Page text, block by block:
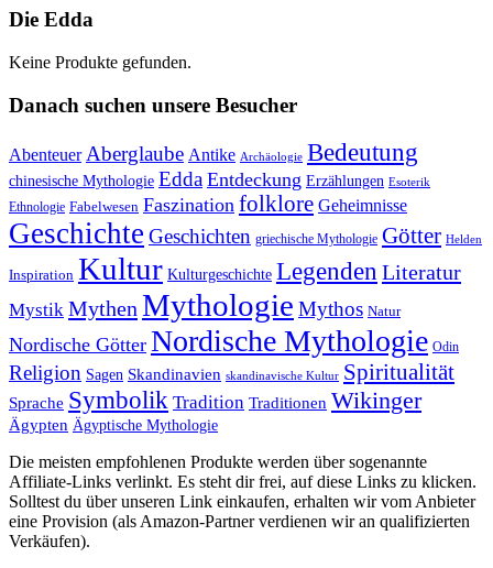
Die Edda
Keine Produkte gefunden.
Danach suchen unsere Besucher
Abenteuer Aberglaube Antike Archäologie Bedeutung
chinesische Mythologie Edda Entdeckung Erzählungen Esoterik
Ethnologie Fabelwesen Faszination folklore Geheimnisse
Geschichte Geschichten griechische Mythologie Götter Helden
Inspiration Kultur Kulturgeschichte Legenden Literatur
Mystik MythenMythologie Mythos Natur
Nordische Götter Nordische Mythologie Odin
Religion Sagen Skandinavien skandinavische Kultur Spiritualität
Sprache Symbolik Tradition Traditionen Wikinger
Ägypten Ägyptische Mythologie
Die meisten empfohlenen Produkte werden über sogenannte
Affiliate-Links verlinkt. Es steht dir frei, auf diese Links zu klicken.
Solltest du über unseren Link einkaufen, erhalten wir vom Anbieter
eine Provision (als Amazon-Partner verdienen wir an qualifizierten
Verkäufen).